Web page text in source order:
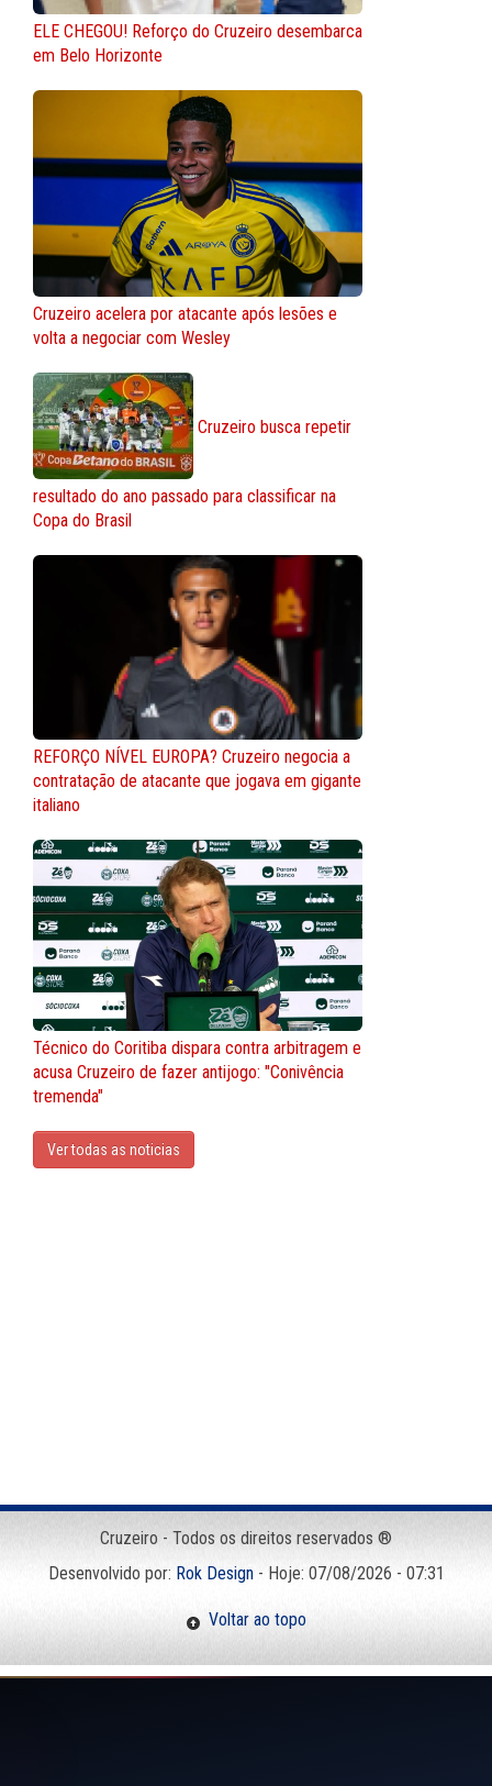
ELE CHEGOU! Reforço do Cruzeiro desembarca
em Belo Horizonte
Cruzeiro acelera por atacante após lesões e
volta a negociar com Wesley
Cruzeiro busca repetir
resultado do ano passado para classificar na
Copa do Brasil
REFORÇO NÍVEL EUROPA? Cruzeiro negocia a
contratação de atacante que jogava em gigante
italiano
Técnico do Coritiba dispara contra arbitragem e
acusa Cruzeiro de fazer antijogo: "Conivência
tremenda"
Ver todas as noticias
Cruzeiro - Todos os direitos reservados ®
Desenvolvido por: Rok Design- Hoje: 07/08/2026 - 07:31
Voltar ao topo